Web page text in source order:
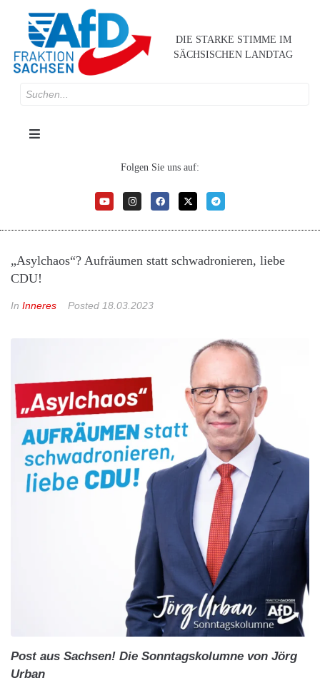
DIE STARKE STIMME IM
SÄCHSISCHEN LANDTAG
Folgen Sie uns auf:
„Asylchaos“? Aufräumen statt schwadronieren, liebe
CDU!
In Inneres Posted 18.03.2023
Post aus Sachsen! Die Sonntagskolumne von Jörg
Urban